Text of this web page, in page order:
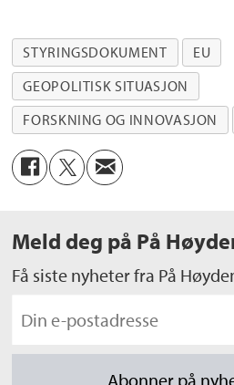
STYRINGSDOKUMENT
EU
GEOPOLITISK SITUASJON
FORSKNING OG INNOVASJON
Meld deg på På
Få siste nyheter fra På